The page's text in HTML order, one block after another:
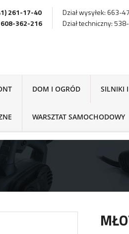
261-17-40
362-216
Dział wysyłek: 663-
Dział techniczny:
DOM I OGRÓD SILNIKI
WARSZTAT SAMOCHODOWY